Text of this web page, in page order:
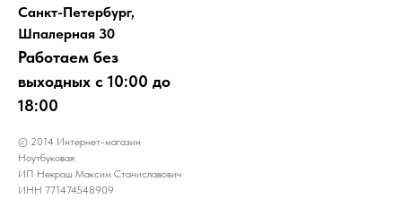
Санкт-Петербург,
Шпалерная 30
Работаем без
выходных с 10:00 до
18:00
© 2014 Интернет-магазин
Ноутбуковая
ИП Некраш Максим Станиславович
ИНН 771474548909